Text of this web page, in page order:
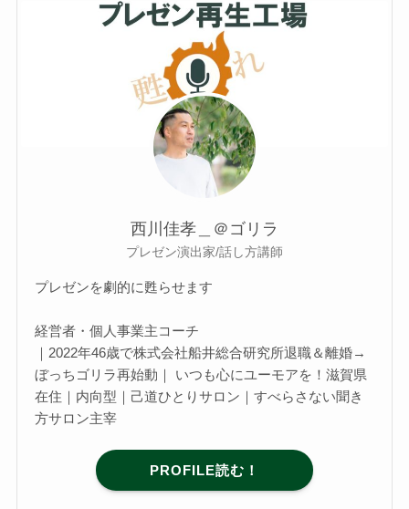
西川佳孝＿＠ゴリラ
プレゼン演出家/話し方講師
プレゼンを劇的に甦らせます
経営者・個人事業主コーチ
｜2022年46歳で株式会社船井総合研究所退職＆離婚→
ぼっちゴリラ再始動｜ いつも心にユーモアを！滋賀県
在住｜内向型｜己道ひとりサロン｜すべらさない聞き
方サロン主宰
PROFILE読む！